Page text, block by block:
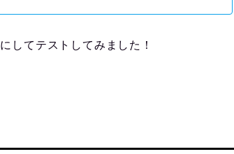
にしてテストしてみました！